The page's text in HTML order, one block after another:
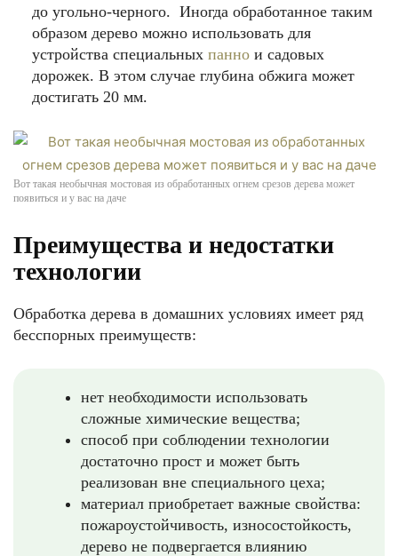
до угольно-черного. Иногда обработанное таким
образом дерево можно использовать для
устройства специальных панно и садовых
дорожек. В этом случае глубина обжига может
достигать 20 мм.
Вот такая необычная мостовая из обработанных огнем срезов дерева может
появиться и у вас на даче
Преимущества и недостатки
технологии
Обработка дерева в домашних условиях имеет ряд
бесспорных преимуществ:
нет необходимости использовать
сложные химические вещества;
способ при соблюдении технологии
достаточно прост и может быть
реализован вне специального цеха;
материал приобретает важные свойства:
пожароустойчивость, износостойкость,
дерево не подвергается влиянию